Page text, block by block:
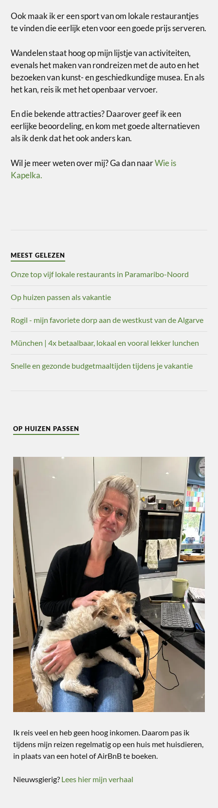
Ook maak ik er een sport van om lokale restaurantjes
te vinden die eerlijk eten voor een goede prijs serveren.
Wandelen staat hoog op mijn lijstje van activiteiten,
evenals het maken van rondreizen met de auto en het
bezoeken van kunst- en geschiedkundige musea. En als
het kan, reis ik met het openbaar vervoer.
En die bekende attracties? Daarover geef ik een
eerlijke beoordeling, en kom met goede alternatieven
als ik denk dat het ook anders kan.
Wil je meer weten over mij? Ga dan naarWie is
Kapelka.
MEEST GELEZEN
Onze top vijf lokale restaurants in Paramaribo-Noord
Op huizen passen als vakantie
Rogil - mijn favoriete dorp aan de westkust van de Algarve
München | 4x betaalbaar, lokaal en vooral lekker lunchen
Snelle en gezonde budgetmaaltijden tijdens je vakantie
OP HUIZEN PASSEN
Ik reis veel en heb geen hoog inkomen. Daarom pas ik
tijdens mijn reizen regelmatig op een huis met huisdieren,
in plaats van een hotel of AirBnB te boeken.
Nieuwsgierig? Lees hier mijn verhaal